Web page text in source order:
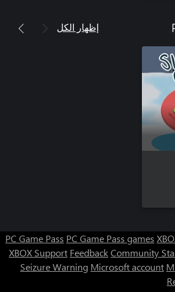
إظهار الكل
PC Game Pass PC Game Pass games
XBOX Support FeedbackCommunity
Seizure Warning Microsoft account